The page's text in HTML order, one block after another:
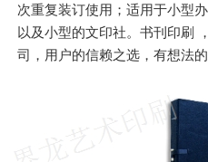
次重复装订使用；适用于小型
以及小型的文印社。书刊印刷
司，用户的信赖之选，有想法